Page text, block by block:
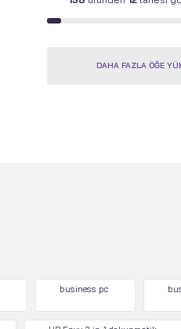
DAHA FAZLA ÖĞE
business pc